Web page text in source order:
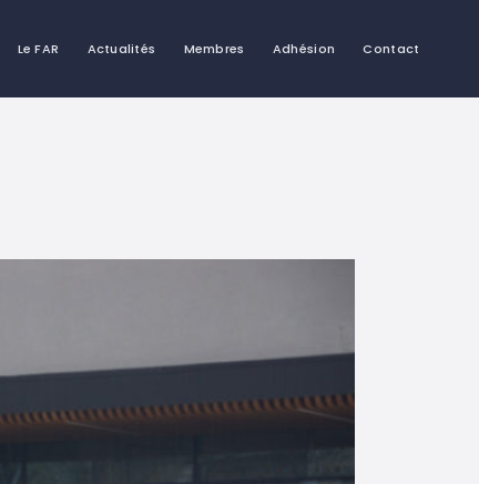
Le FAR Actualités Membres Adhésion Contact